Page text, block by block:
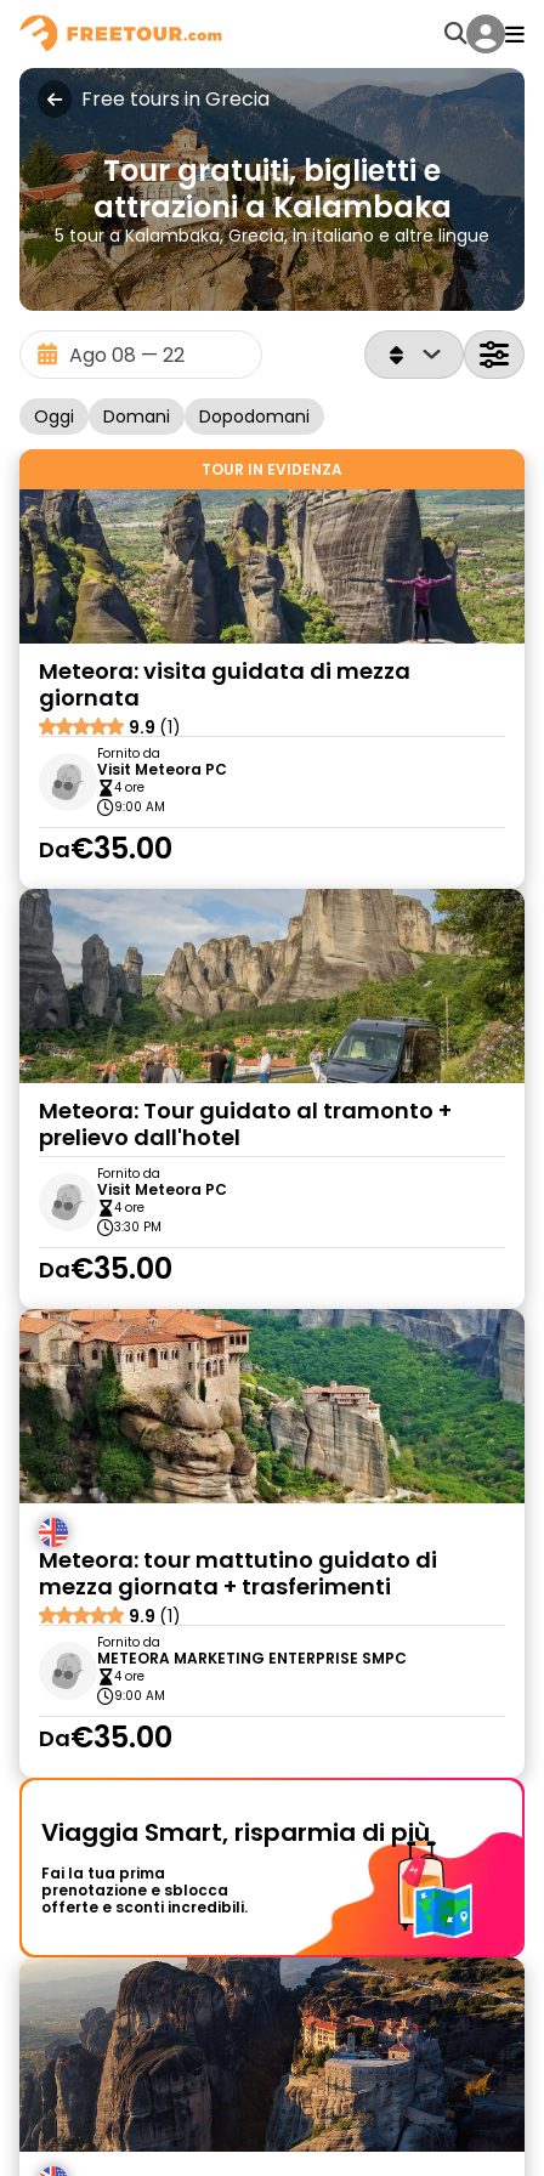
Free tours in Grecia
Tour gratuiti, biglietti e
attrazioni a Kalambaka
5 tour a Kalambaka, Grecia, in italiano e altre lingue
Oggi Domani Dopodomani
TOUR IN EVIDENZA
Meteora: visita guidata di mezza
giornata
9.9 (1)
Fornito da
Visit Meteora PC
4 ore
9:00 AM
Da€35.00
Meteora: Tour guidato al tramonto +
prelievo dall'hotel
Fornito da
Visit Meteora PC
4 ore
3:30 PM
Da€35.00
Meteora: tour mattutino guidato di
mezza giornata + trasferimenti
9.9 (1)
Fornito da
METEORA MARKETING ENTERPRISE SMPC
4 ore
9:00 AM
Da€35.00
Viaggia Smart, risparmia di più
Fai la tua prima
prenotazione e sblocca
offerte e sconti incredibili.